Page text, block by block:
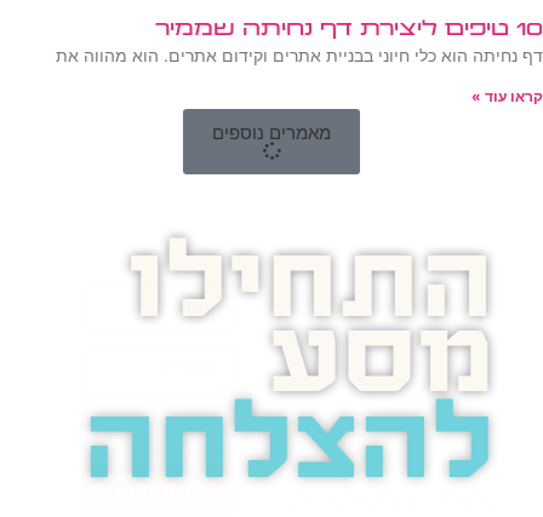
10 טיפים ליצירת דף נחיתה שממיר
דף נחיתה הוא כלי חיוני בבניית אתרים וקידום אתרים. הוא מהווה את
קראו עוד »
מאמרים נוספים
התחילו
מסע
להצלחה
בואו נדבר